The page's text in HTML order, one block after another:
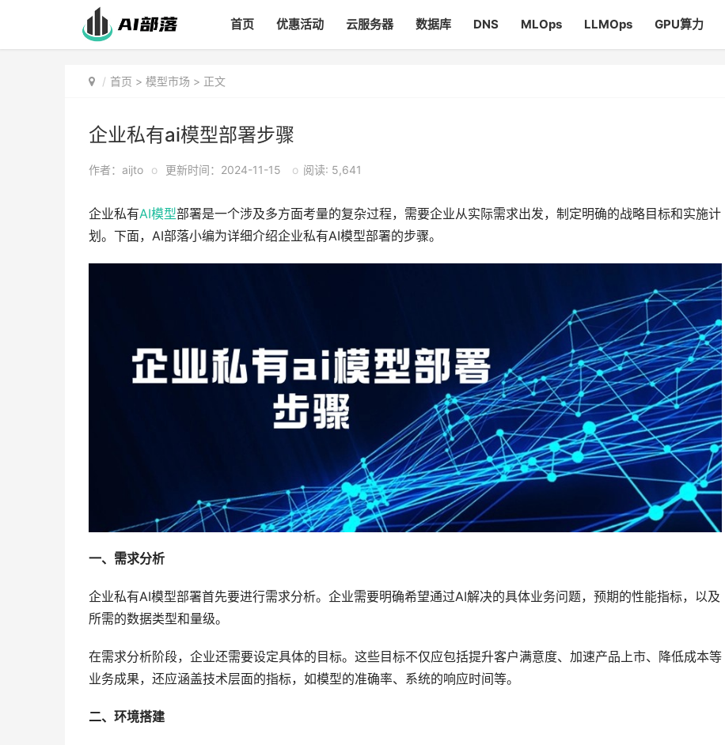
首页 优惠活动 云服务器 数据库 DNS MLOps LLMOps GPU算力
首页 > 模型市场 > 正文
企业私有ai模型部署步骤
作者：aijto o 更新时间：2024-11-15 o 阅读: 5,641
企业私有AI模型部署是一个涉及多方面考量的复杂过程，需要企业从实际需求出发，制定明确的战略目标和实施计
划。下面，AI部落小编为详细介绍企业私有AI模型部署的步骤。
一、需求分析
企业私有AI模型部署首先要进行需求分析。企业需要明确希望通过AI解决的具体业务问题，预期的性能指标，以及
所需的数据类型和量级。
在需求分析阶段，企业还需要设定具体的目标。这些目标不仅应包括提升客户满意度、加速产品上市、降低成本等
业务成果，还应涵盖技术层面的指标，如模型的准确率、系统的响应时间等。
二、环境搭建